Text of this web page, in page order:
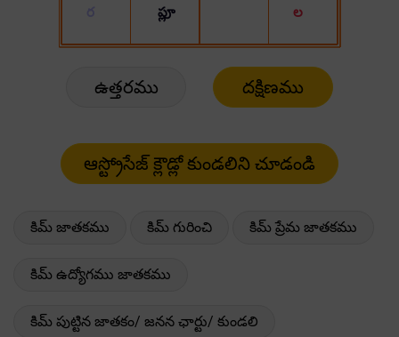
ఉత్తరము దక్షిణము
కిమ్ జాతకము కిమ్ గురించి కిమ్ ప్రేమ జాతకము
కిమ్ ఉద్యోగము జాతకము
కిమ్ పుట్టిన జాతకం/ జనన ఛార్టు/ కుండలి